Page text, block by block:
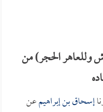
وللعاهر الحجر) من
إسحاق بن إبراهيمعن